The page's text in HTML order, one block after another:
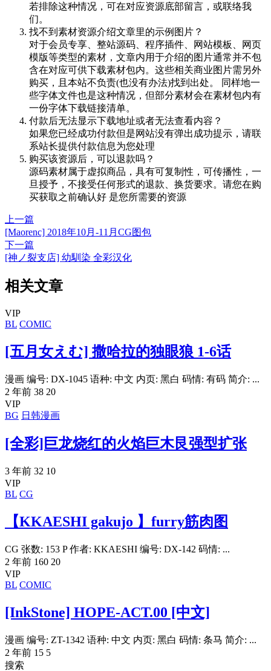
若排除这种情况，可在对应资源底部留言，或联络我
们。
找不到素材资源介绍文章里的示例图片？
对于会员专享、整站源码、程序插件、网站模板、网页
模版等类型的素材，文章内用于介绍的图片通常并不包
含在对应可供下载素材包内。这些相关商业图片需另外
购买，且本站不负责(也没有办法)找到出处。 同样地一
些字体文件也是这种情况，但部分素材会在素材包内有
一份字体下载链接清单。
付款后无法显示下载地址或者无法查看内容？
如果您已经成功付款但是网站没有弹出成功提示，请联
系站长提供付款信息为您处理
购买该资源后，可以退款吗？
源码素材属于虚拟商品，具有可复制性，可传播性，一
旦授予，不接受任何形式的退款、换货要求。请您在购
买获取之前确认好 是您所需要的资源
上一篇
[Maorenc] 2018年10月-11月CG图包
下一篇
[神ノ裂支店] 幼馴染 全彩汉化
相关文章
VIP
BL COMIC
[五月女えむ] 撒哈拉的独眼狼 1-6话
漫画 编号: DX-1045 语种: 中文 内页: 黑白 码情: 有码 简介: ...
2 年前 38 20
VIP
BG 日韩漫画
[全彩]巨龙烧红的火焰巨木艮强型扩张
3 年前 32 10
VIP
BL CG
【KKAESHI gakujo 】furry筋肉图
CG 张数: 153 P 作者: KKAESHI 编号: DX-142 码情: ...
2 年前 160 20
VIP
BL COMIC
[InkStone] HOPE-ACT.00 [中文]
漫画 编号: ZT-1342 语种: 中文 内页: 黑白 码情: 条马 简介: ...
2 年前 15 5
搜索